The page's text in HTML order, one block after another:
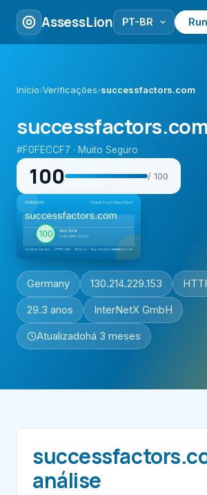
AssessLion
Início›Verificações›successfactors.com
successfactors.com
#F0FECCF7 · Muito Seguro
100 / 100
Germany 130.214.229.153
29.3 anos InterNetX GmbH
Atualizadohá 3 meses
análise